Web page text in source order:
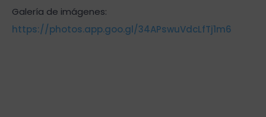
Galería de imágenes:
https://photos.app.goo.gl/34APswuVdcLfTj1m6